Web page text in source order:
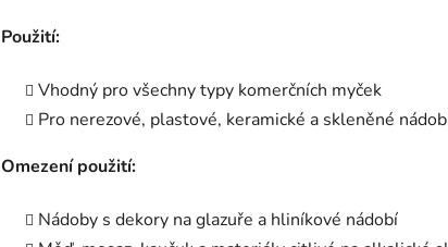
Použití:
Vhodný pro všechny typy komerčních myček
Pro nerezové, plastové, keramické a skleněné
Omezení použití:
Nádoby s dekory na glazuře a hliníkové nádobí